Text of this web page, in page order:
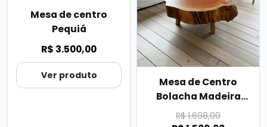
Mesa de centro
Pequiá
R$ 3.500,00
Ver produto
Mesa de Centro
Bolacha Madeira
Rustic.
R$ 1.698,00